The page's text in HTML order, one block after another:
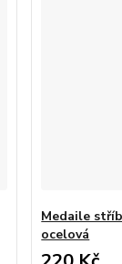
Medaile
ocelová